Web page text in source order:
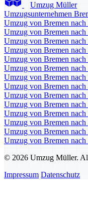
Umzug Müller
Umzugsunternehmen
Umzug von Bremen
Umzug von Bremen
Umzug von Bremen nach
Umzug von Bremen
Umzug von Bremen
Umzug von Bremen nach
Umzug von Bremen
Umzug von Bremen
Umzug von Bremen
Umzug von Bremen nach
Umzug von Bremen nach
Umzug von Bremen
Umzug von Bremen
Umzug von Bremen nach
© 2026 Umzug Müller.
Impressum Datenschutz